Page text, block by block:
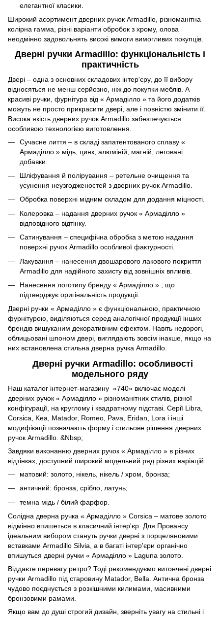
елегантної класики.
Широкий асортимент дверних ручок Armadillo, різноманітна
колірна гамма, різні варіанти обробок з хрому, олова
неодмінно задовольнять високі вимоги вимогливих покупців.
Дверні ручки Armadillo: функціональність і
практичність
Двері – одна з основних складових інтер'єру, до її вибору
відносяться не менш серйозно, ніж до покупки меблів. А
красиві ручки, фурнітура від « Армаділло » та його додатків
можуть не просто прикрасити двері, але і повністю змінити її.
Висока якість дверних ручок Armadillo забезпечується
особливою технологією виготовлення.
Сучасне лиття – в складі запатентованого сплаву «
Армаділло » мідь, цинк, алюміній, магній, леговані
добавки.
Шліфування й полірування – ретельне очищення та
усунення неузгодженостей з дверних ручок Armadillo.
Обробка поверхні мідним складом для додання міцності.
Колеровка – надання дверних ручок « Армаділло »
відповідного відтінку.
Сатинування – специфічна обробка з метою надання
поверхні ручок Armadillo особливої ​​фактурності.
Лакування – нанесення двошарового лакового покриття
Armadillo для надійного захисту від зовнішніх впливів.
Нанесення логотипу бренду « Армаділло » , що
підтверджує оригінальність продукції.
Дверні ручки « Армаділло » є функціональною, практичною
фурнітурою, виділяються серед аналогічної продукції інших
брендів вишуканим декоративним ефектом. Навіть недорогі,
облицьовані шпоном двері, виглядають зовсім інакше, якщо на
них встановлена ​​стильна дверна ручка Armadillo.
Дверні ручки Armadillo: особливості
модельного ряду
Наш каталог інтернет-магазину «‎740»‎ включає моделі
дверних ручок « Армаділло » різноманітних стилів, різної
конфігурації, на круглому і квадратному підставі. Серії Libra,
Corsica, Kea, Matador, Romeo, Pava, Eridan, Lora і інші
модифікації позначають форму і стильове рішення дверних
ручок Armadillo. &Nbsp;
Завдяки виконанню дверних ручок « Армаділло » в різних
відтінках, доступний широкий модельний ряд різних варіацій:
матовий: золото, нікель, нікель / хром, бронза;
античний: бронза, срібло, латунь;
темна мідь / білий фарфор.
Солідна дверна ручка « Армаділло » Corsica – матове золото
відмінно впишеться в класичний інтер'єр. Для Провансу
ідеальним вибором стануть ручки дверні з порцеляновими
вставками Armadillo Silvia, а в багаті інтер'єри органічно
впишуться дверні ручки « Армаділло » Laguna золото.
Віддаєте перевагу ретро? Тоді рекомендуємо витончені дверні
ручки Armadillo під старовину Matador, Bella. Антична бронза
чудово поєднується з розкішними килимами, масивними
бронзовими рамами.
Якщо вам до душі строгий дизайн, зверніть увагу на стильні і